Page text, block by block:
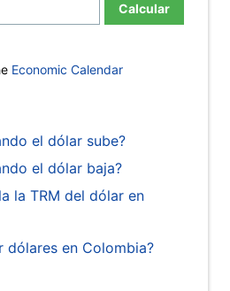
Calcular
Economic Calendar
el dólar sube?
el dólar baja?
la TRM del dólar en
dólares en Colombia?